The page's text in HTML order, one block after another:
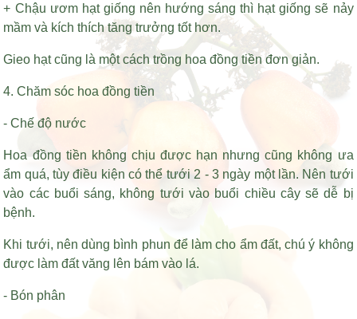
+ Chậu ươm hạt giống nên hướng sáng thì hạt giống sẽ nảy
mầm và kích thích tăng trưởng tốt hơn.
Gieo hạt cũng là một cách trồng hoa đồng tiền đơn giản.
4. Chăm sóc hoa đồng tiền
- Chế độ nước
Hoa đồng tiền không chịu được hạn nhưng cũng không ưa
ẩm quá, tùy điều kiện có thể tưới 2 - 3 ngày một lần. Nên tưới
vào các buổi sáng, không tưới vào buổi chiều cây sẽ dễ bị
bệnh.
Khi tưới, nên dùng bình phun để làm cho ẩm đất, chú ý không
được làm đất văng lên bám vào lá.
- Bón phân